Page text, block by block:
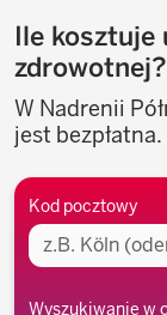
Ile kosztuje
zdrowotnej?
W Nadrenii
jest bezpłatna.
Okolica
Kod pocztowy
Wyszukiwanie w